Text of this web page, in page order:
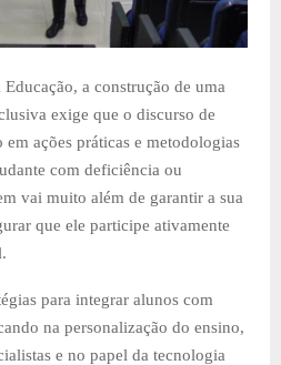
a construção de uma
exige que o discurso de
ações práticas e metodologias
com deficiência ou
vai muito além de garantir a sua
que ele participe ativamente
para integrar alunos com
na personalização do ensino,
e no papel da tecnologia